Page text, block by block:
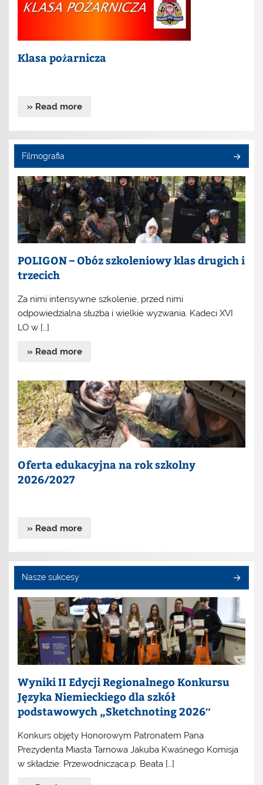
Klasa pożarnicza
» Read more
Filmografia
POLIGON – Obóz szkoleniowy klas drugich i
trzecich
Za nimi intensywne szkolenie, przed nimi
odpowiedzialna służba i wielkie wyzwania. Kadeci XVI
LO w […]
» Read more
Oferta edukacyjna na rok szkolny
2026/2027
» Read more
Nasze sukcesy
Wyniki II Edycji Regionalnego Konkursu
Języka Niemieckiego dla szkół
podstawowych „Sketchnoting 2026″
Konkurs objęty Honorowym Patronatem Pana
Prezydenta Miasta Tarnowa Jakuba Kwaśnego Komisja
w składzie: Przewodnicząca:p. Beata […]